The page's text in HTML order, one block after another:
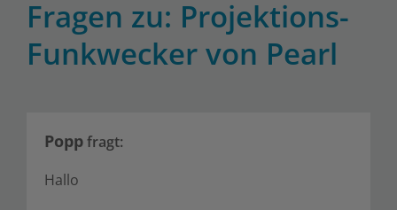
Fragen zu: Projektions-
Funkwecker von Pearl
Poppfragt:
Hallo